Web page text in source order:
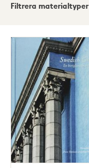
Visningsläge
Karta
Filtrera materialtyper